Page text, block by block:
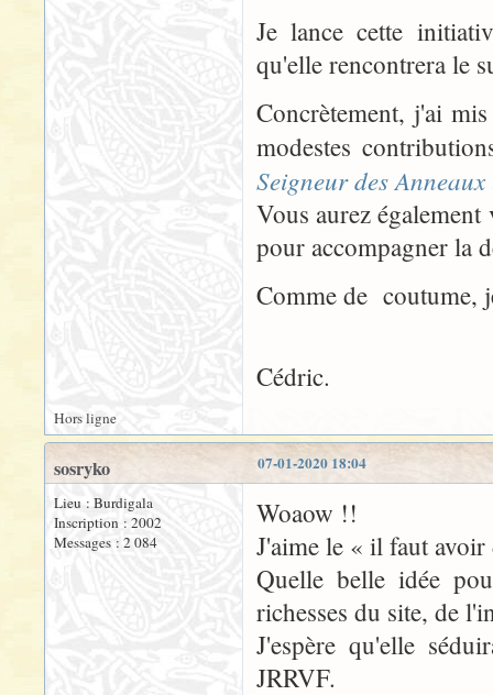
Je lance cette
qu'elle rencontrera le
Concrètement, j'ai
modestes
Seigneur des Anneaux
Vous aurez
pour accompagner la
Comme de coutume,
Cédric.
Hors ligne
07-01-2020 18:04
sosryko
Lieu : Burdigala
Inscription : 2002
Messages : 2 084
Woaow !!
J'aime le « il faut
Quelle belle idée
richesses du site, de
J'espère qu'elle
JRRVF.